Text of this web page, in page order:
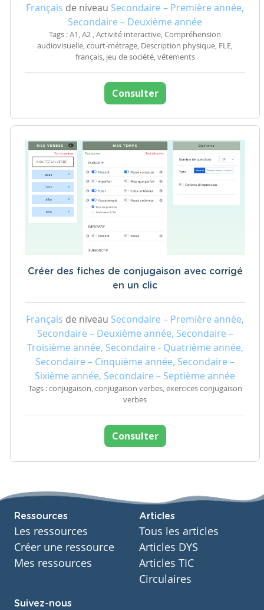
Français de niveau Secondaire – Première année,
Secondaire – Deuxième année
Tags : A1, A2 , Activité interactive, Compréhension
audiovisuelle, court-métrage, Description physique, FLE,
français, jeu de société, vêtements
Consulter
Créer des fiches de conjugaison avec corrigé
en un clic
Français de niveau Secondaire – Première année,
Secondaire – Deuxième année, Secondaire –
Troisième année, Secondaire - Quatrième année,
Secondaire – Cinquième année, Secondaire –
Sixième année, Secondaire – Septième année
Tags : conjugaison, conjugaison verbes, exercices conjugaison
verbes
Consulter
Ressources
Les ressources
Créer une ressource
Mes ressources
Articles
Tous les articles
Articles DYS
Articles TIC
Circulaires
Suivez-nous